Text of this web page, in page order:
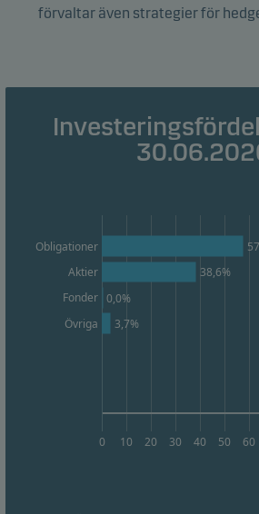
förvaltar även strategier för
0 10 20 30 40 50 60
Obligationer
Aktier
Fonder
Övriga
38,6%
0,0%
3,7%
identifiera dig (din enhet) och att
beteende så att vi kan
innehåll.